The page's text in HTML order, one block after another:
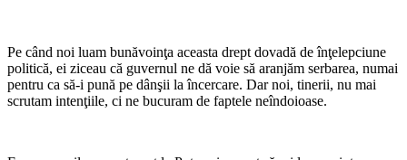
Pe când noi luam bunăvoinţa aceasta drept dovadă de înţelepciune
politică, ei ziceau că guvernul ne dă voie să aranjăm serbarea, numai
pentru ca să-i pună pe dânşii la încercare. Dar noi, tinerii, nu mai
scrutam intenţiile, ci ne bucuram de faptele neîndoioase.